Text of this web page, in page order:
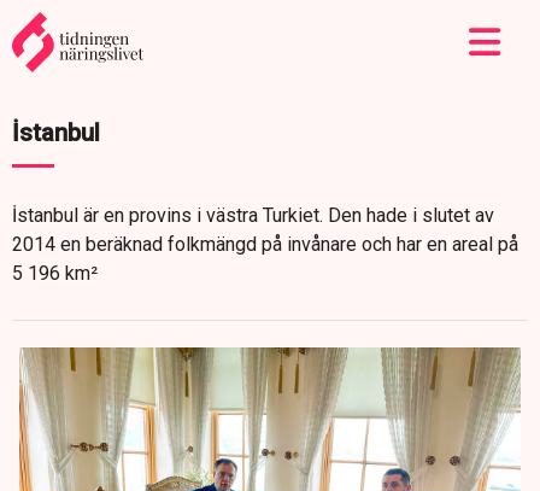
İstanbul
İstanbul är en provins i västra Turkiet. Den hade i slutet av
2014 en beräknad folkmängd på invånare och har en areal på
5 196 km²